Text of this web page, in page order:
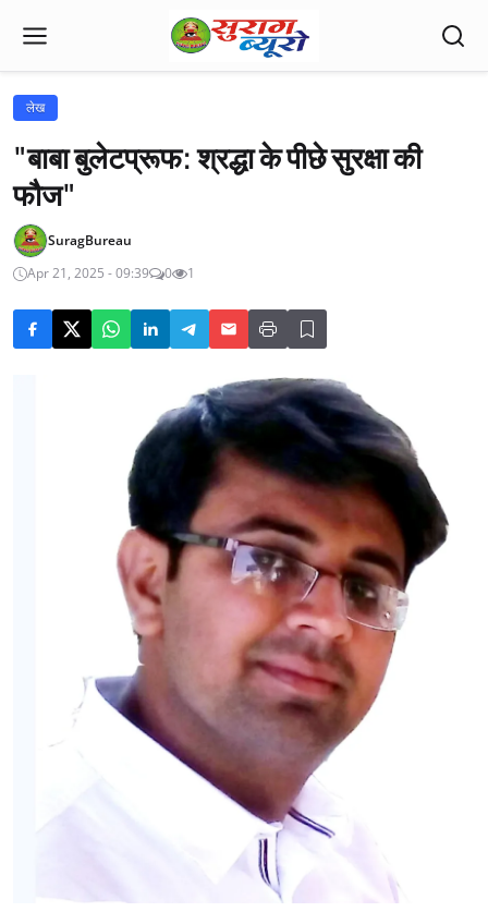
लेख
"बाबा बुलेटप्रूफ: श्रद्धा के पीछे सुरक्षा की
फौज"
SuragBureau
Apr 21, 2025 - 09:39
0 1